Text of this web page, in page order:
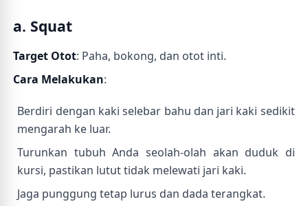
a. Squat
Target Otot: Paha, bokong, dan otot inti.
Cara Melakukan:
Berdiri dengan kaki selebar bahu dan jari kaki sedikit
mengarah ke luar.
Turunkan tubuh Anda seolah-olah akan duduk di
kursi, pastikan lutut tidak melewati jari kaki.
Jaga punggung tetap lurus dan dada terangkat.